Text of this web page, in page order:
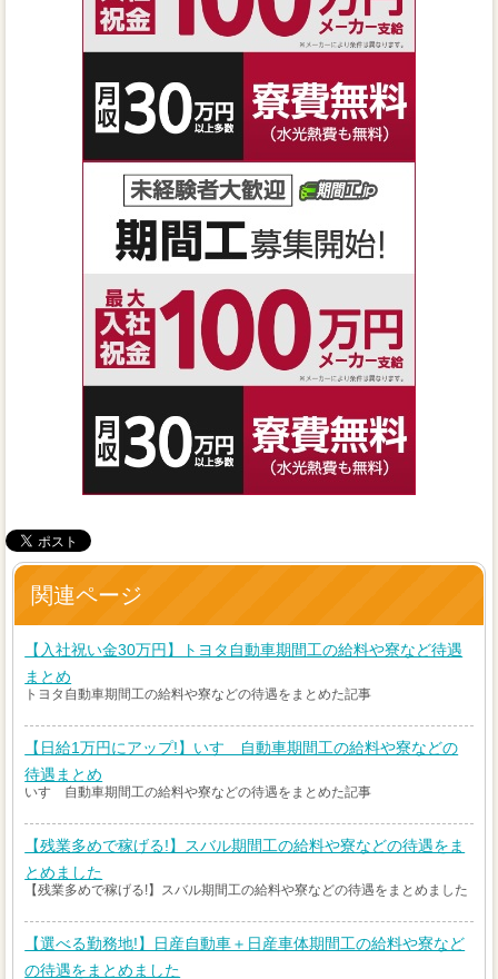
関連ページ
【入社祝い金30万円】トヨタ自動車期間工の給料や寮など待遇
まとめ
トヨタ自動車期間工の給料や寮などの待遇をまとめた記事
【日給1万円にアップ!】いすゞ自動車期間工の給料や寮などの
待遇まとめ
いすゞ自動車期間工の給料や寮などの待遇をまとめた記事
【残業多めで稼げる!】スバル期間工の給料や寮などの待遇をま
とめました
【残業多めで稼げる!】スバル期間工の給料や寮などの待遇をまとめました
【選べる勤務地!】日産自動車＋日産車体期間工の給料や寮など
の待遇をまとめました